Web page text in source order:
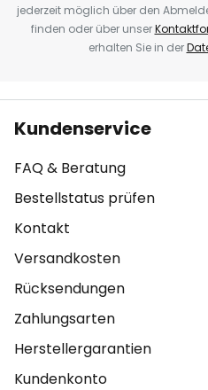
jederzeit möglich über den
finden oder über unser
erhalten Sie in der
Kundenservice
FAQ & Beratung
Bestellstatus prüfen
Kontakt
Versandkosten
Rücksendungen
Zahlungsarten
Herstellergarantien
Kundenkonto